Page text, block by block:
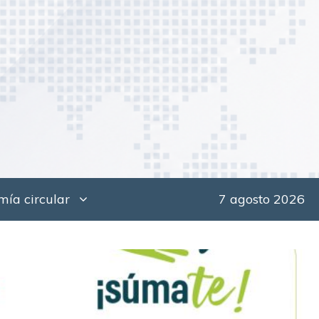
circular 7 agosto 2026